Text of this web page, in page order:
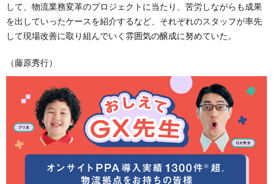
して、物流業務変革のプロジェクトに当たり、苦労しながらも成果
を出していったケースを紹介するなど、それぞれのスタッフが率先
して現場改善に取り組んでいく雰囲気の醸成に努めていた。
（藤原秀行）